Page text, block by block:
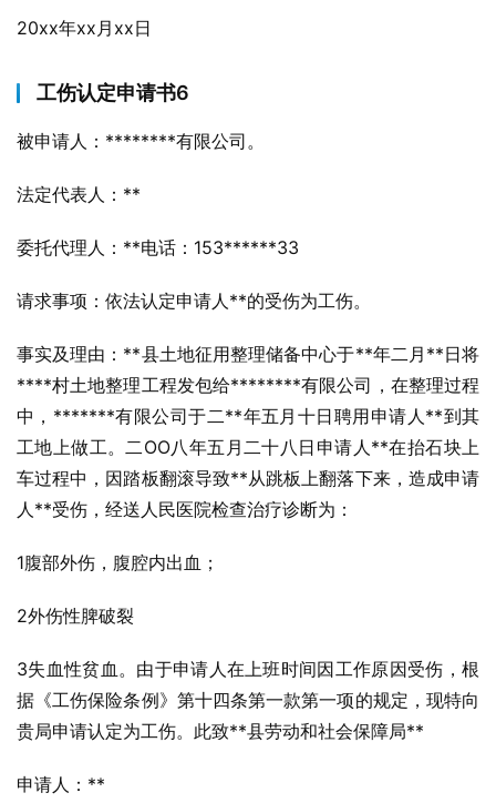
20xx年xx月xx日
工伤认定申请书6
被申请人：********有限公司。
法定代表人：**
委托代理人：**电话：153******33
请求事项：依法认定申请人**的受伤为工伤。
事实及理由：**县土地征用整理储备中心于**年二月**日将
****村土地整理工程发包给********有限公司，在整理过程
中，*******有限公司于二**年五月十日聘用申请人**到其
工地上做工。二OO八年五月二十八日申请人**在抬石块上
车过程中，因踏板翻滚导致**从跳板上翻落下来，造成申请
人**受伤，经送人民医院检查治疗诊断为：
1腹部外伤，腹腔内出血；
2外伤性脾破裂
3失血性贫血。由于申请人在上班时间因工作原因受伤，根
据《工伤保险条例》第十四条第一款第一项的规定，现特向
贵局申请认定为工伤。此致**县劳动和社会保障局**
申请人：**